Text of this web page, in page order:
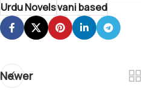
Urdu Novelsvani based
Newer